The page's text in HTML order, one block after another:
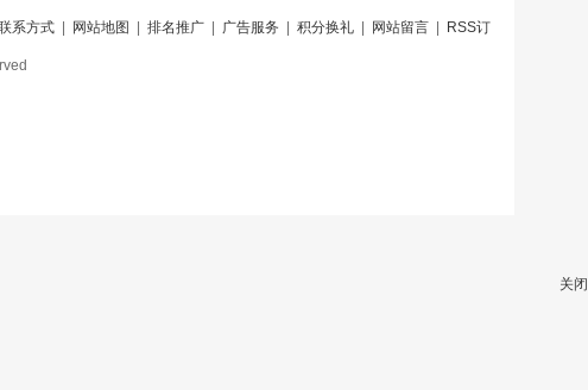
系方式| 网站地图 排名推广| 广告服务 积分换礼| 网站留言| RSS订
号
关闭